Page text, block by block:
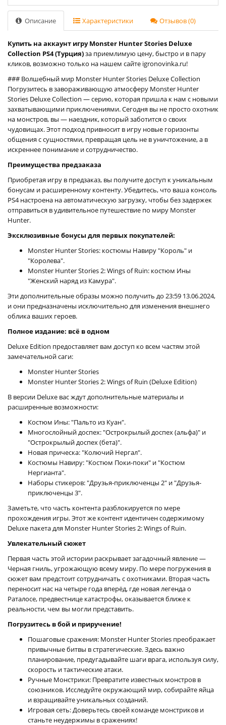
Описание Характеристики Отзывов (0)
Купить на аккаунт игру Monster Hunter Stories Deluxe
Collection PS4 (Турция)за приемлимую цену, быстро и в пару
кликов, возможно только на нашем сайте igronovinka.ru!
### Волшебный мир Monster Hunter Stories Deluxe Collection
Погрузитесь в завораживающую атмосферу Monster Hunter
Stories Deluxe Collection — серию, которая пришла к нам с новыми
захватывающими приключениями. Сегодня вы не просто охотник
на монстров, вы — наездник, который заботится о своих
чудовищах. Этот подход привносит в игру новые горизонты
общения с сущностями, превращая цель не в уничтожение, а в
искреннее понимание и сотрудничество.
Преимущества предзаказа
Приобретая игру в предзаказ, вы получите доступ к уникальным
бонусам и расширенному контенту. Убедитесь, что ваша консоль
PS4 настроена на автоматическую загрузку, чтобы без задержек
отправиться в удивительное путешествие по миру Monster
Hunter.
Эксклюзивные бонусы для первых покупателей:
Monster Hunter Stories: костюмы Навиру "Король" и
"Королева".
Monster Hunter Stories 2: Wings of Ruin: костюм Ины
"Женский наряд из Камура".
Эти дополнительные образы можно получить до 23:59 13.06.2024,
и они предназначены исключительно для изменения внешнего
облика ваших героев.
Полное издание: всё в одном
Deluxe Edition предоставляет вам доступ ко всем частям этой
замечательной саги:
Monster Hunter Stories
Monster Hunter Stories 2: Wings of Ruin (Deluxe Edition)
В версии Deluxe вас ждут дополнительные материалы и
расширенные возможности:
Костюм Ины: "Пальто из Куан".
Многослойный доспех: "Острокрылый доспех (альфа)" и
"Острокрылый доспех (бета)".
Новая прическа: "Колючий Нергал".
Костюмы Навиру: "Костюм Поки-поки" и "Костюм
Нергианта".
Наборы стикеров: "Друзья-приключенцы 2" и "Друзья-
приключенцы 3".
Заметьте, что часть контента разблокируется по мере
прохождения игры. Этот же контент идентичен содержимому
Deluxe пакета для Monster Hunter Stories 2: Wings of Ruin.
Увлекательный сюжет
Первая часть этой истории раскрывает загадочный явление —
Черная гниль, угрожающую всему миру. По мере погружения в
сюжет вам предстоит сотрудничать с охотниками. Вторая часть
переносит нас на четыре года вперёд, где новая легенда о
Раталосе, предвестнице катастрофы, оказывается ближе к
реальности, чем вы могли представить.
Погрузитесь в бой и приручение!
Пошаговые сражения: Monster Hunter Stories преображает
привычные битвы в стратегические. Здесь важно
планирование, предугадывайте шаги врага, используя силу,
скорость и тактические атаки.
Ручные Монстрики: Превратите известных монстров в
союзников. Исследуйте окружающий мир, собирайте яйца
и взращивайте уникальных созданий.
Игровая сеть: Доверьтесь своей команде монстриков и
станьте неудержимы в сражениях!